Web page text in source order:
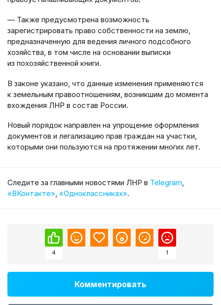
— Также предусмотрена возможность
зарегистрировать право собственности на землю,
предназначенную для ведения личного подсобного
хозяйства, в том числе на основании выписки
из похозяйственной книги.
В законе указано, что данные изменения применяются
к земельным правоотношениям, возникшим до момента
вхождения ЛНР в состав России.
Новый порядок направлен на упрощение оформления
документов и легализацию прав граждан на участки,
которыми они пользуются на протяжении многих лет.
Cледите за главными новостями ЛНР в Telegram,
«ВКонтакте», «Одноклассниках».
4 1
Комментировать